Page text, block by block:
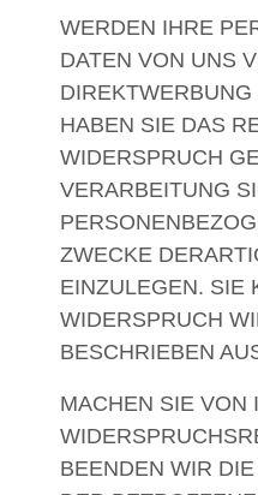
WERDEN IHRE
DATEN VON UNS
HABEN SIE DAS
WIDERSPRUCH
VERARBEITUNG
ZWECKE
EINZULEGEN. SIE
WIDERSPRUCH
BESCHRIEBEN
MACHEN SIE VON
BEENDEN WIR